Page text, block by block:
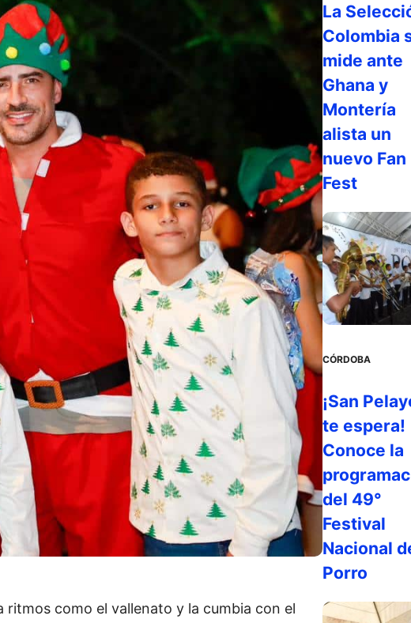
ritmos como el vallenato y la cumbia con el
La
Colombia
mide ante
Ghana y
Montería
alista un
nuevo Fan
Fest
CÓRDOBA
¡San
te espera!
Conoce la
del 49°
Festival
Nacional
Porro